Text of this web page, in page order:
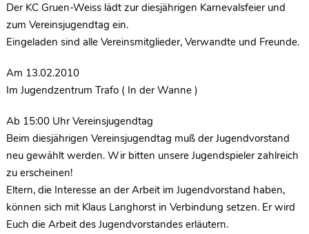
Der KC Gruen-Weiss lädt zur diesjährigen Karnevalsfeier und
zum Vereinsjugendtag ein.
Eingeladen sind alle Vereinsmitglieder, Verwandte und Freunde.
Am 13.02.2010
Im Jugendzentrum Trafo ( In der Wanne )
Ab 15:00 Uhr Vereinsjugendtag
Beim diesjährigen Vereinsjugendtag muß der Jugendvorstand
neu gewählt werden. Wir bitten unsere Jugendspieler zahlreich
zu erscheinen!
Eltern, die Interesse an der Arbeit im Jugendvorstand haben,
können sich mit Klaus Langhorst in Verbindung setzen. Er wird
Euch die Arbeit des Jugendvorstandes erläutern.